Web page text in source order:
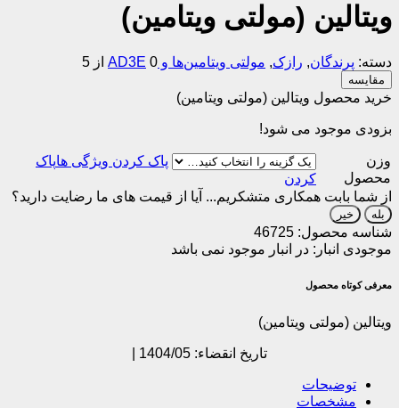
ویتالین (مولتی ویتامین)
دسته: پرندگان, رازک, مولتی ویتامین‌ها و AD3E 0 از 5
مقایسه
خرید محصول ویتالین (مولتی ویتامین)
بزودی موجود می شود!
وزن
محصول
پاک
کردن
از شما بابت همکاری متشکریم... آیا از قیمت های ما رضایت دارید؟
بله خیر
شناسه محصول: 46725
موجودی انبار: در انبار موجود نمی باشد
معرفی کوتاه محصول
ویتالین (مولتی ویتامین)
تاریخ انقضاء: 1404/05 |
توضیحات
مشخصات